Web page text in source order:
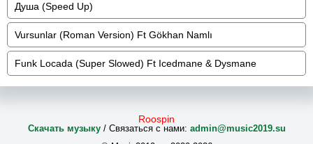
Душа (Speed Up)
Vursunlar (Roman Version) Ft Gökhan Namlı
Funk Locada (Super Slowed) Ft Icedmane & Dysmane
Roospin
Скачать музыку/ Связаться с нами: admin@music2019.su